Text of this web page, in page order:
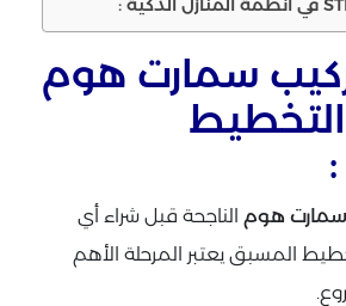
سمارت هوم
سمارت هوم الناجحة قبل شراء أي
المسبق يعتبر المرحلة الأهم